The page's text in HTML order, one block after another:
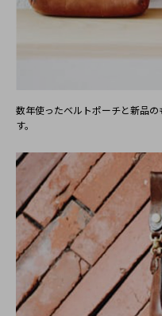
だけましたら幸いです。
ぽん
30代
女性
2021/12/18 18:21:23
コインケースとスマホを入
ころちらの商品を見つけ、
数年使ったベルトポーチと新品
す。